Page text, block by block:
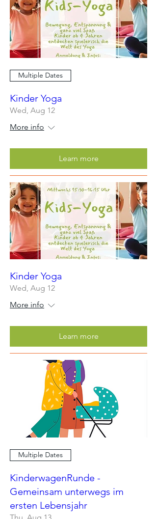
Multiple Dates
Kinder Yoga
Wed, Aug 12
More info
Learn more
Kinder Yoga
Wed, Aug 12
More info
Learn more
Multiple Dates
KinderwagenRunde -
Gemeinsam unterwegs im
ersten Lebensjahr
Thu, Aug 13